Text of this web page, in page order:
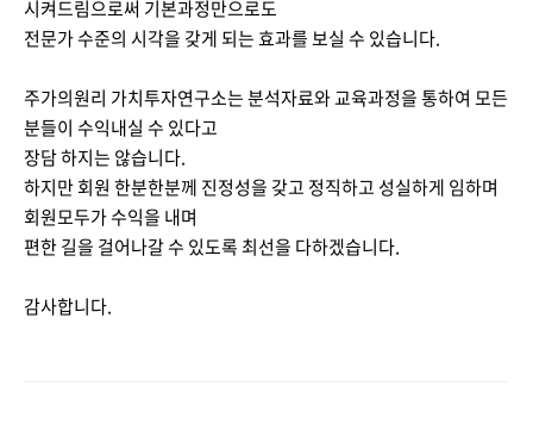
시켜드림으로써 기본과정만으로도
전문가 수준의 시각을 갖게 되는 효과를 보실 수 있습니다.
주가의원리 가치투자연구소는 분석자료와 교육과정을 통하여 모든
분들이 수익내실 수 있다고
장담 하지는 않습니다.
하지만 회원 한분한분께 진정성을 갖고 정직하고 성실하게 임하며
회원모두가 수익을 내며
편한 길을 걸어나갈 수 있도록 최선을 다하겠습니다.
감사합니다.